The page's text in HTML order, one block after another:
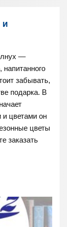
и
—
напитанного
забывать,
подарка. В
и цветами он
цветы
заказать